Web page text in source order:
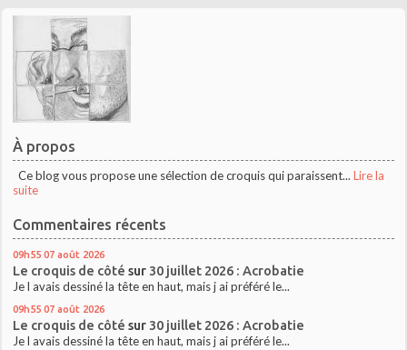
À propos
Ce blog vous propose une sélection de croquis qui paraissent... Lire la
suite
Commentaires récents
09h55 07 août 2026
Le croquis de côté sur 30 juillet 2026 : Acrobatie
Je l avais dessiné la tête en haut, mais j ai préféré le...
09h55 07 août 2026
Le croquis de côté sur 30 juillet 2026 : Acrobatie
Je l avais dessiné la tête en haut, mais j ai préféré le...